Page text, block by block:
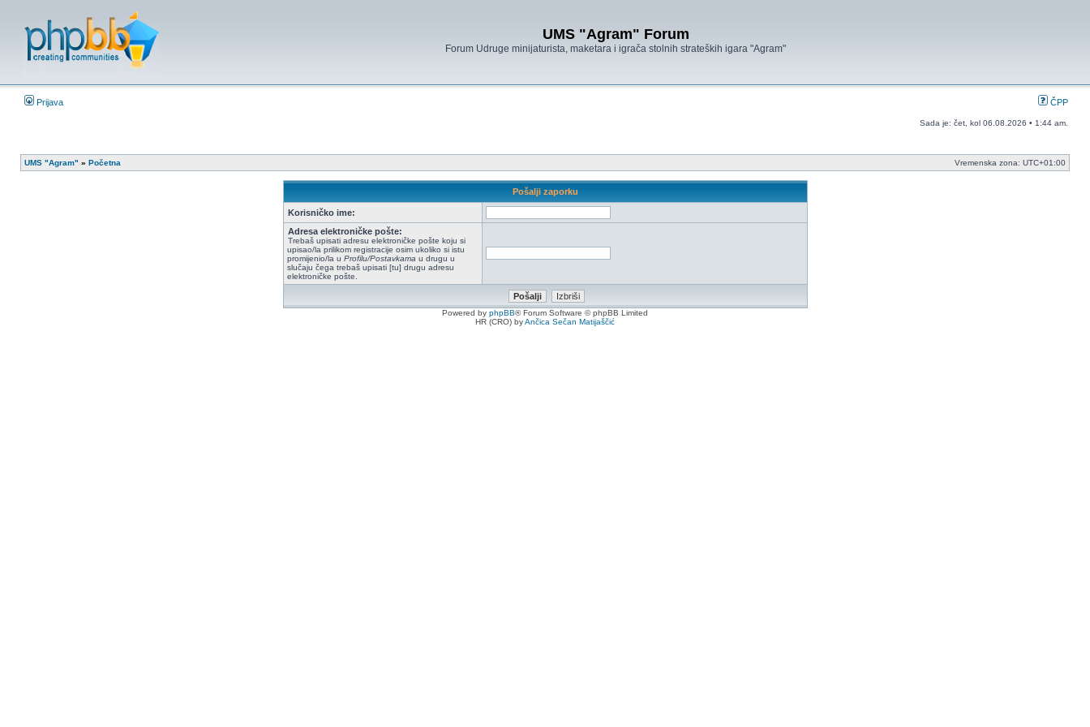
UMS "Agram" Forum
Forum Udruge minijaturista, maketara i igrača stolnih strateških igara "Agram"
Prijava ČPP
Sada je: čet, kol 06.08.2026 • 1:44 am.
UMS "Agram" » Početna Vremenska zona: UTC+01:00
Pošalji zaporku
Korisničko ime:
Adresa elektroničke pošte:
Trebaš upisati adresu elektroničke pošte koju si
upisao/la prilikom registracije osim ukoliko si istu
promijenio/la u Profilu/Postavkama u drugu u
slučaju čega trebaš upisati [tu] drugu adresu
elektroničke pošte.
Powered by phpBB® Forum Software © phpBB Limited
HR (CRO) byAnčica Sečan Matijaščić